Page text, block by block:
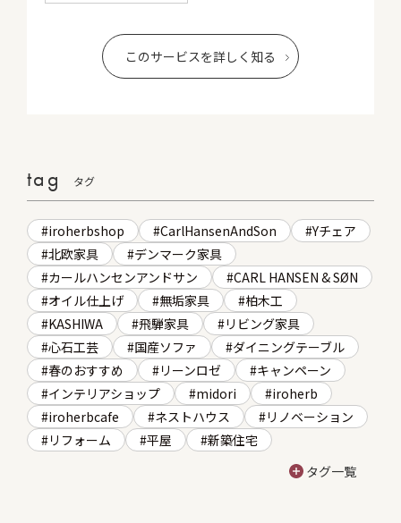
このサービスを詳しく知る
tag タグ
iroherbshop CarlHansenAndSon
Yチェア
北欧家具
デンマーク家具
カールハンセンアンドサン
CARL HANSEN & SØN
オイル仕上げ
無垢家具
柏木工
KASHIWA
飛騨家具
リビング家具
心石工芸
国産ソファ
ダイニングテーブル
春のおすすめ
リーンロゼ
キャンペーン
インテリアショップ
midori
iroherb
iroherbcafe
ネストハウス
リノベーション
リフォーム
平屋
新築住宅
タグ一覧